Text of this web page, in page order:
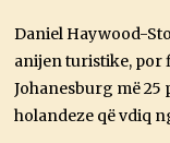
Daniel Haywood-
anijen turistike, por
Johanesburg më
holandeze që vdiq